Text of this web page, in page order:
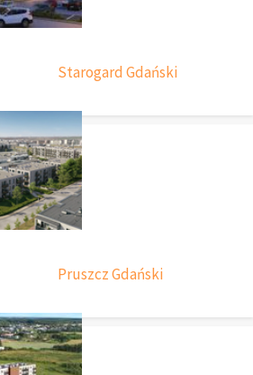
Starogard Gdański
Pruszcz Gdański